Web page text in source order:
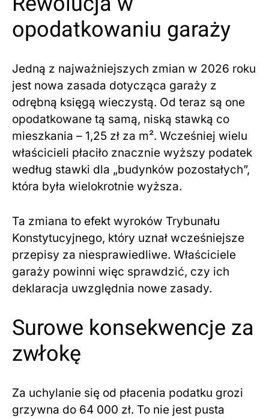
opodatkowaniu garaży
Jedną z najważniejszych zmian w 2026 roku
jest nowa zasada dotycząca garaży z
odrębną księgą wieczystą. Od teraz są one
opodatkowane tą samą, niską stawką co
mieszkania – 1,25 zł za m². Wcześniej wielu
właścicieli płaciło znacznie wyższy podatek
według stawki dla „budynków pozostałych”,
która była wielokrotnie wyższa.
Ta zmiana to efekt wyroków Trybunału
Konstytucyjnego, który uznał wcześniejsze
przepisy za niesprawiedliwe. Właściciele
garaży powinni więc sprawdzić, czy ich
deklaracja uwzględnia nowe zasady.
Surowe konsekwencje za
zwłokę
Za uchylanie się od płacenia podatku grozi
grzywna do 64 000 zł. To nie jest pusta